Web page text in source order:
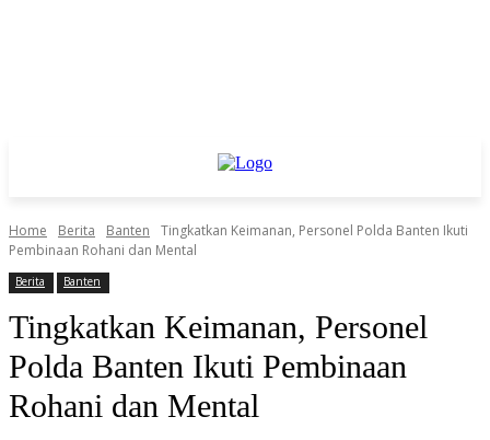
Home Berita Banten
Tingkatkan Keimanan, Personel Polda Banten Ikuti
Pembinaan Rohani dan Mental
Berita Banten
Tingkatkan Keimanan, Personel
Polda Banten Ikuti Pembinaan
Rohani dan Mental